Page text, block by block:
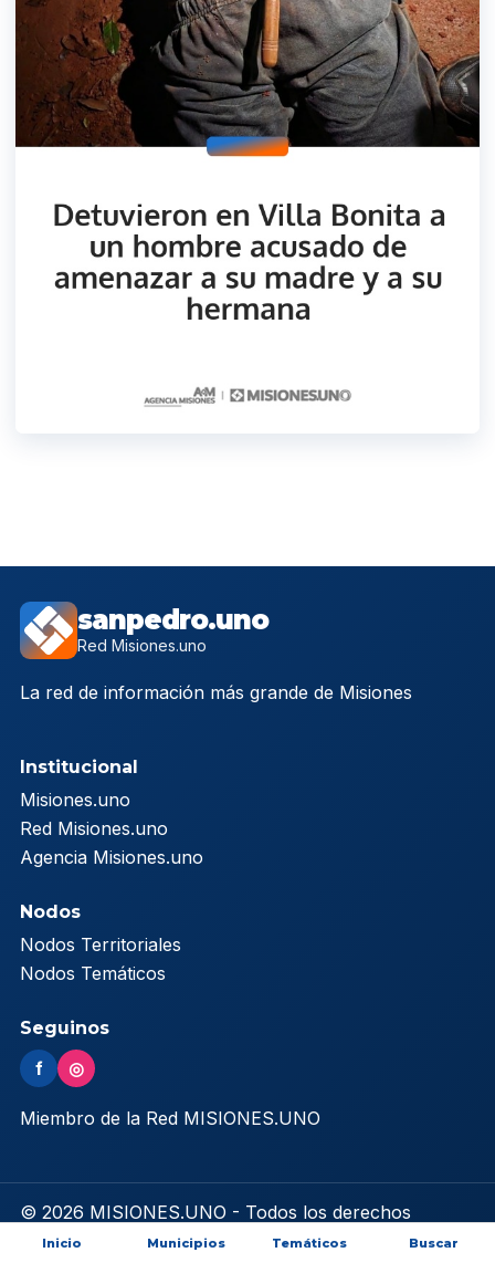
sanpedro.uno
Red Misiones.uno
La red de información más grande de Misiones
Institucional
Misiones.uno
Red Misiones.uno
Agencia Misiones.uno
Nodos
Nodos Territoriales
Nodos Temáticos
Seguinos
f ◎
Miembro de la Red MISIONES.UNO
© 2026 MISIONES.UNO - Todos los derechos
reservados
Inicio Municipios Temáticos Buscar